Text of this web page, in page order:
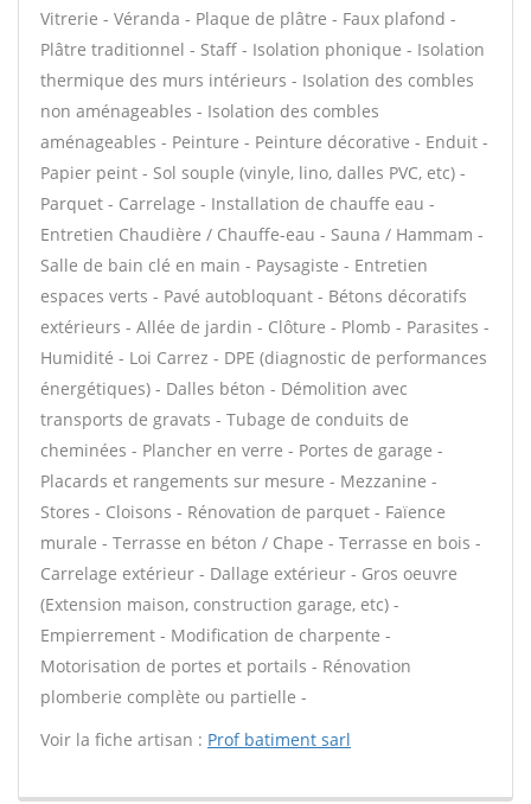
Vitrerie - Véranda - Plaque de plâtre - Faux plafond -
Plâtre traditionnel - Staff - Isolation phonique - Isolation
thermique des murs intérieurs - Isolation des combles
non aménageables - Isolation des combles
aménageables - Peinture - Peinture décorative - Enduit -
Papier peint - Sol souple (vinyle, lino, dalles PVC, etc) -
Parquet - Carrelage - Installation de chauffe eau -
Entretien Chaudière / Chauffe-eau - Sauna / Hammam -
Salle de bain clé en main - Paysagiste - Entretien
espaces verts - Pavé autobloquant - Bétons décoratifs
extérieurs - Allée de jardin - Clôture - Plomb - Parasites -
Humidité - Loi Carrez - DPE (diagnostic de performances
énergétiques) - Dalles béton - Démolition avec
transports de gravats - Tubage de conduits de
cheminées - Plancher en verre - Portes de garage -
Placards et rangements sur mesure - Mezzanine -
Stores - Cloisons - Rénovation de parquet - Faïence
murale - Terrasse en béton / Chape - Terrasse en bois -
Carrelage extérieur - Dallage extérieur - Gros oeuvre
(Extension maison, construction garage, etc) -
Empierrement - Modification de charpente -
Motorisation de portes et portails - Rénovation
plomberie complète ou partielle -
Voir la fiche artisan : Prof batiment sarl